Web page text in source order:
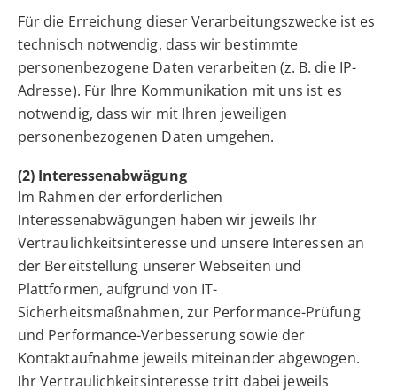
Für die Erreichung dieser Verarbeitungszwecke ist es
technisch notwendig, dass wir bestimmte
personenbezogene Daten verarbeiten (z. B. die IP-
Adresse). Für Ihre Kommunikation mit uns ist es
notwendig, dass wir mit Ihren jeweiligen
personenbezogenen Daten umgehen.
(2) Interessenabwägung
Im Rahmen der erforderlichen
Interessenabwägungen haben wir jeweils Ihr
Vertraulichkeitsinteresse und unsere Interessen an
der Bereitstellung unserer Webseiten und
Plattformen, aufgrund von IT-
Sicherheitsmaßnahmen, zur Performance-Prüfung
und Performance-Verbesserung sowie der
Kontaktaufnahme jeweils miteinander abgewogen.
Ihr Vertraulichkeitsinteresse tritt dabei jeweils